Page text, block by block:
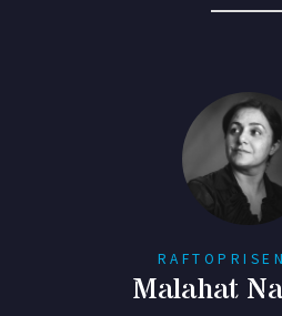
Malahat